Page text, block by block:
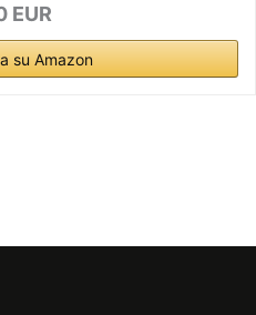
EUR
su Amazon